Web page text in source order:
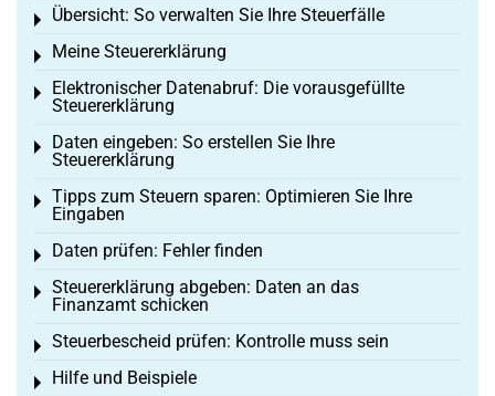
Übersicht: So verwalten Sie Ihre Steuerfälle
Toggle menu
Meine Steuererklärung
Toggle menu
Elektronischer Datenabruf: Die vorausgefüllte
Steuererklärung
Toggle menu
Daten eingeben: So erstellen Sie Ihre
Steuererklärung
Toggle menu
Tipps zum Steuern sparen: Optimieren Sie Ihre
Eingaben
Toggle menu
Daten prüfen: Fehler finden
Toggle menu
Steuererklärung abgeben: Daten an das
Finanzamt schicken
Toggle menu
Steuerbescheid prüfen: Kontrolle muss sein
Toggle menu
Hilfe und Beispiele
Toggle menu